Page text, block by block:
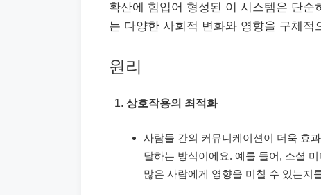
확산에 힘입어 형성된 이 시스템은 단
는 다양한 사회적 변화와 영향을 구체
원리
상호작용의 최적화
사람들 간의 커뮤니케이션이 더욱 효
달하는 방식이에요. 예를 들어, 소셜
많은 사람에게 영향을 미칠 수 있는지